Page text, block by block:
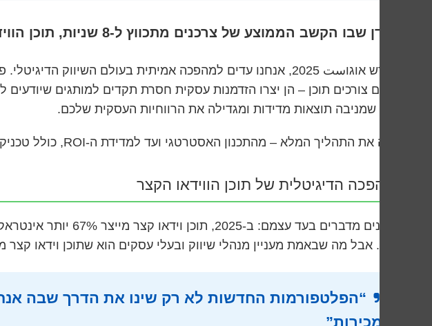
בעידן שבו הקשב הממוצע של צרכנים מתכווץ ל-8 שניות, תוכן הווידאו הקצר הפך לנשק החשוב ביותר בארסנל השיווקי של כל עסק מתקדם.
אנשים צורכים תוכן – הן יצרו הזדמנות עסקית חסרת תקדים למותגים
וידאו שמניבה תוצאות מדידות ומגדילה את הרווחיות העסקית שלכם.
נכסה את התהליך המלא – מהתכנון האסטרטגי ועד למדידת ה-ROI, כולל טכניקות מתקדמות שרק מנהלי השיווק המובילים מכירים.
המהפכה הדיגיטלית של תוכן הווידאו הקצר
ארוך. אבל מה שבאמת מעניין מנהלי שיווק ובעלי עסקים הוא שתוכן וידאו קצר מניב 34% יותר המרות מקמפיינים
“הפלטפורמות החדשות לא רק שינו את הדרך שבה
ומכירות”